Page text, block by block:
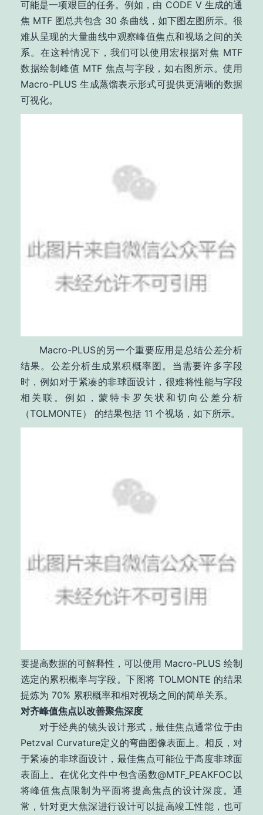
可能是一项艰巨的任务。例如，由 CODE V 生成的通
焦 MTF 图总共包含 30 条曲线，如下图左图所示。很
难从呈现的大量曲线中观察峰值焦点和视场之间的关
系。在这种情况下，我们可以使用宏根据对焦 MTF
数据绘制峰值 MTF 焦点与字段，如右图所示。使用
Macro-PLUS 生成蒸馏表示形式可提供更清晰的数据
可视化。
Macro-PLUS的另一个重要应用是总结公差分析
结果。公差分析生成累积概率图。当需要许多字段
时，例如对于紧凑的非球面设计，很难将性能与字段
相关联。例如，蒙特卡罗矢状和切向公差分析
（TOLMONTE） 的结果包括 11 个视场，如下所示。
要提高数据的可解释性，可以使用 Macro-PLUS 绘制
选定的累积概率与字段。下图将 TOLMONTE 的结果
提炼为 70% 累积概率和相对视场之间的简单关系。
对齐峰值焦点以改善聚焦深度
对于经典的镜头设计形式，最佳焦点通常位于由
Petzval Curvature定义的弯曲图像表面上。相反，对
于紧凑的非球面设计，最佳焦点可能位于高度非球面
表面上。在优化文件中包含函数@MTF_PEAKFOC以
将峰值焦点限制为平面将提高焦点的设计深度。通
常，针对更大焦深进行设计可以提高竣工性能，也可